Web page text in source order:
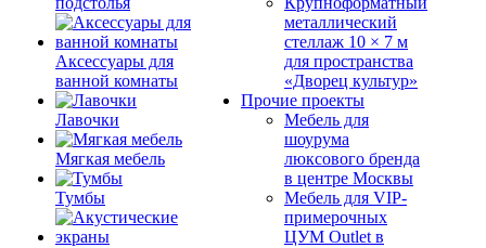
Аксессуары для
ванной комнаты
Лавочки
Мягкая мебель
Тумбы
металлический
стеллаж 10 × 7 м
для пространства
«Дворец культур»
Прочие проекты
Мебель для
шоурума
люксового бренда
в центре Москвы
Мебель для VIP-
примерочных
ЦУМ Outlet в